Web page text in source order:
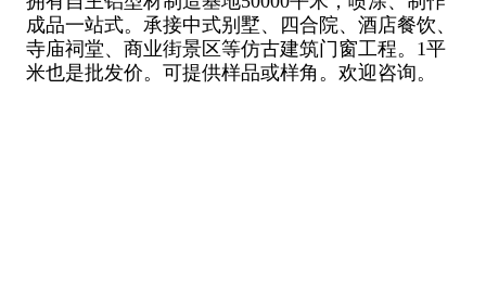
成品一站式。承接中式别墅、四合院、酒店餐饮、
寺庙祠堂、商业街景区等仿古建筑门窗工程。1平
米也是批发价。可提供样品或样角。欢迎咨询。